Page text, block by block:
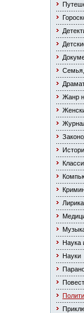
Жанр
Лирика
Наука
Науки